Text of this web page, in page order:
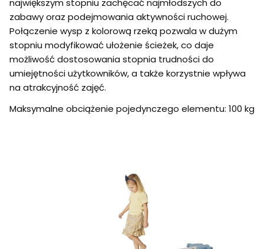
największym stopniu zachęcać najmłodszych do
zabawy oraz podejmowania aktywności ruchowej.
Połączenie wysp z kolorową rzeką pozwala w dużym
stopniu modyfikować ułożenie ścieżek, co daje
możliwość dostosowania stopnia trudności do
umiejętności użytkowników, a także korzystnie wpływa
na atrakcyjność zajęć.
Maksymalne obciążenie pojedynczego elementu: 100 kg